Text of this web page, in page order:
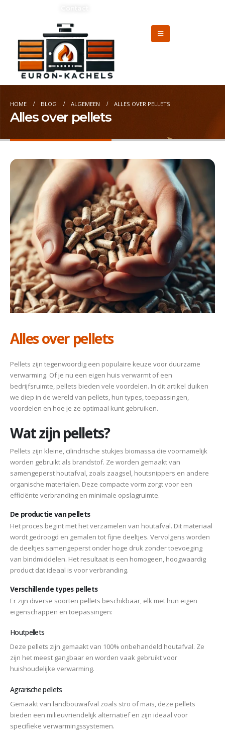
HOME BLOG ALGEMEEN ALLES OVER PELLETS
Alles over pellets
Alles over pellets
Pellets zijn tegenwoordig een populaire keuze voor duurzame
verwarming. Of je nu een eigen huis verwarmt of een
bedrijfsruimte, pellets bieden vele voordelen. In dit artikel duiken
we diep in de wereld van pellets, hun types, toepassingen,
voordelen en hoe je ze optimaal kunt gebruiken.
Wat zijn pellets?
Pellets zijn kleine, cilindrische stukjes biomassa die voornamelijk
worden gebruikt als brandstof. Ze worden gemaakt van
samengeperst houtafval, zoals zaagsel, houtsnippers en andere
organische materialen. Deze compacte vorm zorgt voor een
efficiënte verbranding en minimale opslagruimte.
De productie van pellets
Het proces begint met het verzamelen van houtafval. Dit materiaal
wordt gedroogd en gemalen tot fijne deeltjes. Vervolgens worden
de deeltjes samengeperst onder hoge druk zonder toevoeging
van bindmiddelen. Het resultaat is een homogeen, hoogwaardig
product dat ideaal is voor verbranding.
Verschillende types pellets
Er zijn diverse soorten pellets beschikbaar, elk met hun eigen
eigenschappen en toepassingen:
Houtpellets
Deze pellets zijn gemaakt van 100% onbehandeld houtafval. Ze
zijn het meest gangbaar en worden vaak gebruikt voor
huishoudelijke verwarming.
Agrarische pellets
Gemaakt van landbouwafval zoals stro of mais, deze pellets
bieden een milieuvriendelijk alternatief en zijn ideaal voor
specifieke verwarmingssystemen.